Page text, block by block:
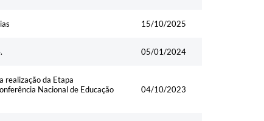
15/10/2025
05/01/2024
realização da Etapa
Nacional de Educação
04/10/2023